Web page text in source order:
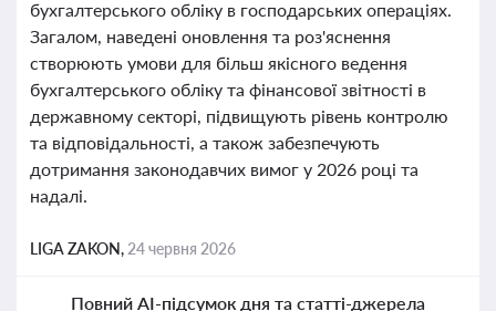
бухгалтерського обліку в господарських операціях.
Загалом, наведені оновлення та роз'яснення
створюють умови для більш якісного ведення
бухгалтерського обліку та фінансової звітності в
державному секторі, підвищують рівень контролю
та відповідальності, а також забезпечують
дотримання законодавчих вимог у 2026 році та
надалі.
LIGA ZAKON, 24 червня 2026
Повний AI-підсумок дня та статті-джерела